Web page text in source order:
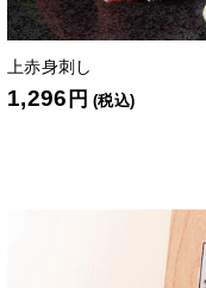
上赤身刺し
1,296 円 (税込)